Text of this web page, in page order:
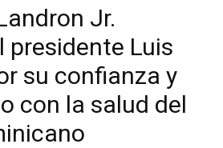
Jr.
presidente Luis
su confianza y
con la salud del